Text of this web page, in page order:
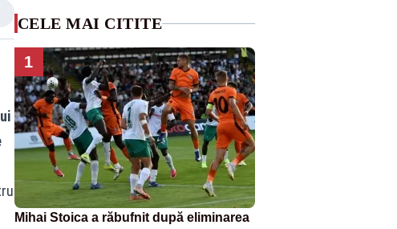
CELE MAI CITITE
1
Mihai Stoica a răbufnit după eliminarea